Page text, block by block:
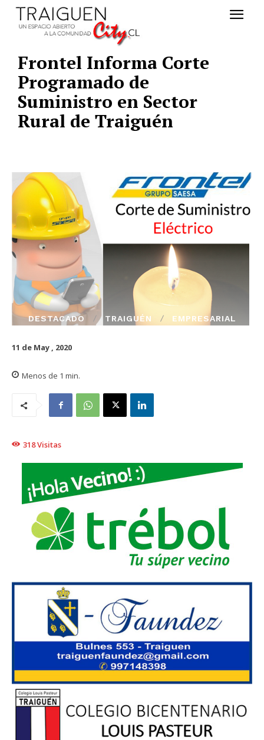
Frontel Informa Corte
Programado de
Suministro en Sector
Rural de Traiguén
DESTACADO TRAIGUÉN EMPRESARIAL
11 de May , 2020
Menos de 1 min.
318Visitas